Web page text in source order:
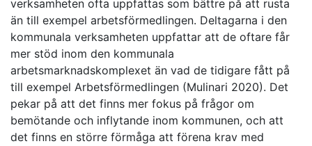
verksamheten ofta uppfattas som bättre på att rusta
än till exempel arbetsförmedlingen. Deltagarna i den
kommunala verksamheten uppfattar att de oftare får
mer stöd inom den kommunala
arbetsmarknadskomplexet än vad de tidigare fått på
till exempel Arbetsförmedlingen (Mulinari 2020). Det
pekar på att det finns mer fokus på frågor om
bemötande och inflytande inom kommunen, och att
det finns en större förmåga att förena krav med